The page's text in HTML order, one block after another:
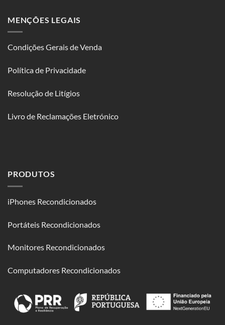
MENÇÕES LEGAIS
Condições Gerais de Venda
Política de Privacidade
Resolução de Litígios
Livro de Reclamações Eletrónico
PRODUTOS
iPhones Recondicionados
Portáteis Recondicionados
Monitores Recondicionados
Computadores Recondicionados